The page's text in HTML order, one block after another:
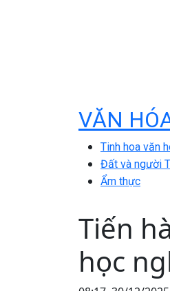
VĂN
Tinh hoa văn
Đất và người
Ẩm thực
Tiến
học